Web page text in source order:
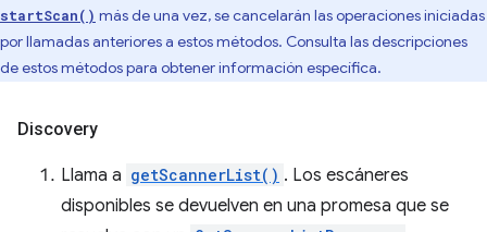
startScan() más de una vez, se cancelarán las operaciones iniciadas
por llamadas anteriores a estos métodos. Consulta las descripciones
de estos métodos para obtener información específica.
Discovery
Llama a getScannerList() . Los escáneres
disponibles se devuelven en una promesa que se